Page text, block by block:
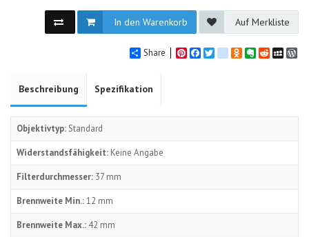
In den Warenkorb Auf Merkliste
Share PinterestFacebook
Twittergoogle_bookmarks
Odnoklassniki
Evernote
Reddit
Beschreibung Spezifikation
Objektivtyp: Standard
Widerstandsfähigkeit: Keine Angabe
Filterdurchmesser: 37 mm
Brennweite Min.:12 mm
Brennweite Max.: 42 mm